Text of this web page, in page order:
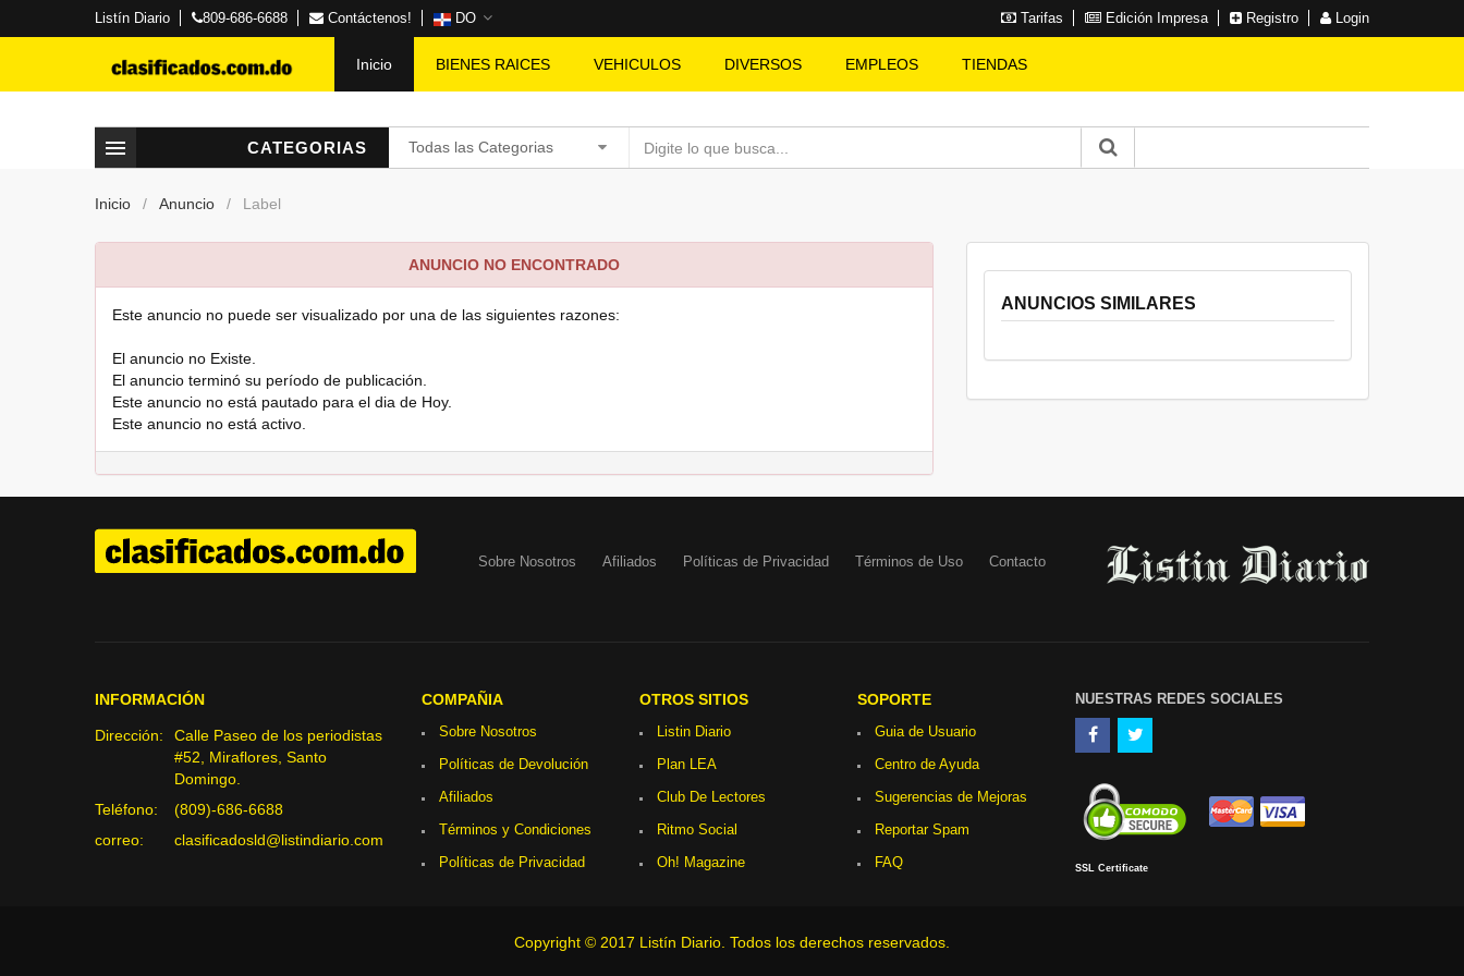
Listín Diario 809-686-6688 Contáctenos! DO Tarifas Edición Impresa Registro Login
Inicio BIENES RAICES VEHICULOS DIVERSOS EMPLEOS TIENDAS
CATEGORIAS Todas las Categorias
Inicio Anuncio Label
ANUNCIO NO ENCONTRADO
Este anuncio no puede ser visualizado por una de las siguientes razones:
El anuncio no Existe.
El anuncio terminó su período de publicación.
Este anuncio no está pautado para el dia de Hoy.
Este anuncio no está activo.
ANUNCIOS SIMILARES
Sobre Nosotros Afiliados Políticas de Privacidad Términos de Uso Contacto
INFORMACIÓN
Dirección:
Calle Paseo de los periodistas
#52, Miraflores, Santo
Domingo.
Teléfono:
(809)-686-6688
correo:
clasificadosld@listindiario.com
COMPAÑIA
Sobre Nosotros
Políticas de Devolución
Afiliados
Términos y Condiciones
Políticas de Privacidad
OTROS SITIOS
Listin Diario
Plan LEA
Club De Lectores
Ritmo Social
Oh! Magazine
SOPORTE
Guia de Usuario
Centro de Ayuda
Sugerencias de Mejoras
Reportar Spam
FAQ
NUESTRAS REDES SOCIALES
SSL Certificate
Copyright © 2017 Listín Diario. Todos los derechos reservados.